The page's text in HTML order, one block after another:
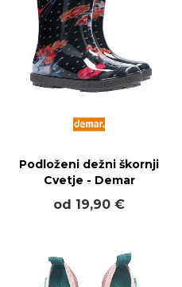
Podloženi dežni škornji
Cvetje - Demar
od 19,90 €